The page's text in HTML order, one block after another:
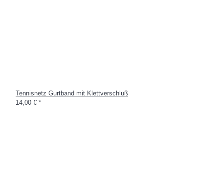
Tennisnetz Gurtband mit Klettverschluß
14,00 € *